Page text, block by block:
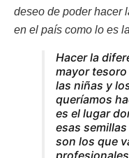
deseo de poder hacer
en el país como lo es
Hacer la
mayor
las niñas y
queríamos
es el lugar
esas
son los que